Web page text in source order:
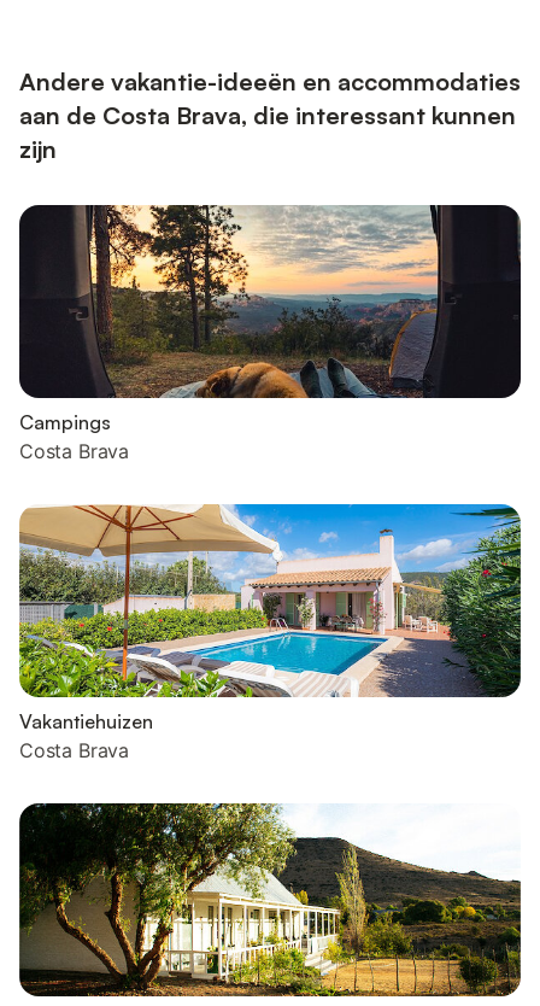
Andere vakantie-ideeën en accommodaties
aan de Costa Brava, die interessant kunnen
zijn
Campings
Costa Brava
Vakantiehuizen
Costa Brava